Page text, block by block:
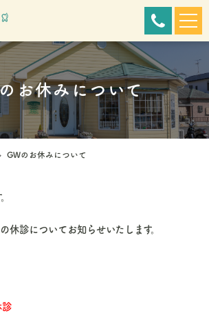
072-
お休みについて
GWのお休みについて
休診についてお知らせいたします。
診